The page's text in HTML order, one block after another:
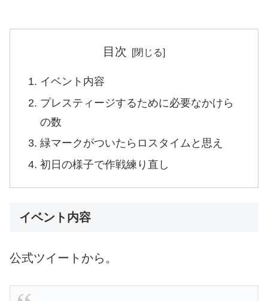
目次
イベント内容
プレスティージするために必要なかけら
の数
緑マークがついたらロスタイムと思え
初日の様子で作戦練り直し
イベント内容
公式ツイートから。